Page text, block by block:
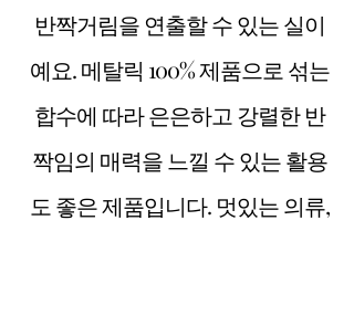
반짝거림을 연출할 수 있는 실이
예요. 메탈릭 100% 제품으로 섞는
합수에 따라 은은하고 강렬한 반
짝임의 매력을 느낄 수 있는 활용
도 좋은 제품입니다. 멋있는 의류,